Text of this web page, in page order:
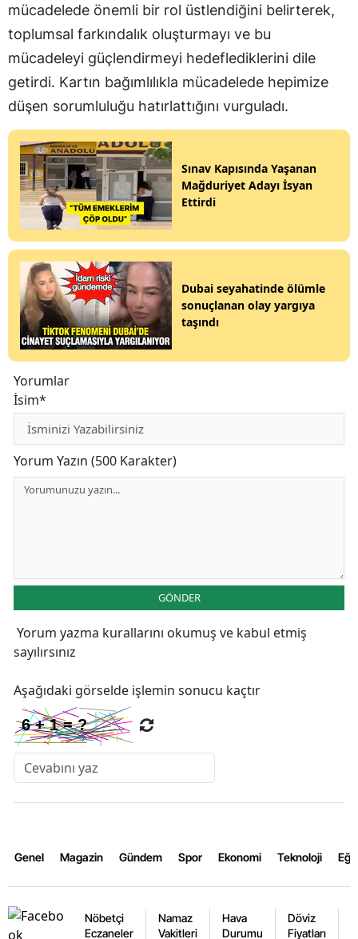
mücadelede önemli bir rol üstlendiğini belirterek,
toplumsal farkındalık oluşturmayı ve bu
mücadeleyi güçlendirmeyi hedeflediklerini dile
getirdi. Kartın bağımlılıkla mücadelede hepimize
düşen sorumluluğu hatırlattığını vurguladı.
Sınav Kapısında Yaşanan
Mağduriyet Adayı İsyan
Ettirdi
Dubai seyahatinde ölümle
sonuçlanan olay yargıya
taşındı
Yorumlar
İsim*
Yorum Yazın (500 Karakter)
GÖNDER
Yorum yazma kurallarını okumuş ve kabul etmiş
sayılırsınız
Aşağıdaki görselde işlemin sonucu kaçtır
Genel Magazin Gündem Spor Ekonomi Teknoloji
Nöbetçi
Eczaneler
Namaz
Vakitleri
Hava
Durumu
Döviz
Fiyatları